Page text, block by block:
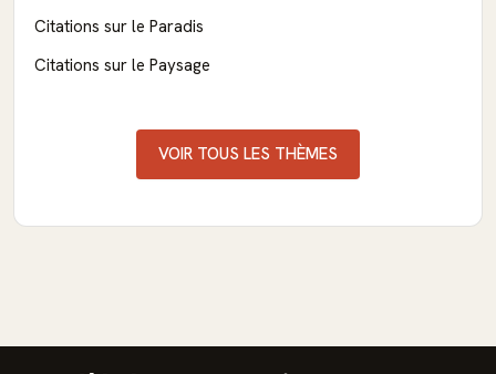
Citations sur le Paradis
Citations sur le Paysage
VOIR TOUS LES THÈMES